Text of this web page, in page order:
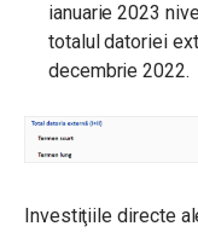
ianuarie 2023
totalul datoriei
decembrie 2022.
Investiţiile directe